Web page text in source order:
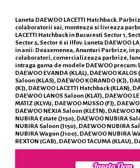
Luneta DAEWOO LACETTI Hatchback.
colaboratorii sai, monteaza si livreaza
LACETTI Hatchback in Bucuresti Sector 1,
Sector 5, Sector 6 si Ilfov. Luneta DAEWOO
in anii: Deasemenea, Anunturi Parbrize, in
colaboratori, comercializeaza parbrize,
intraga gama de modele DAEWOO precum:
DAEWOO EVANDA (KLAL), DAEWOO KALOS
Saloon (KLAS), DAEWOO KORANDO (KJ),
(KJ), DAEWOO LACETTI Hatchback (KLAN),
DAEWOO LANOS Saloon (KLAT), DAEWOO
MATIZ (KLYA), DAEWOO MUSSO (FJ),
DAEWOO NEXIA Saloon (KLETN), DAEWOO
NUBIRA Estate (J150), DAEWOO NUBIRA
NUBIRA Saloon (J150), DAEWOO NUBIRA
NUBIRA Wagon (J100), DAEWOO NUBIRA
REXTON (GAB), DAEWOO TACUMA (KLAU),